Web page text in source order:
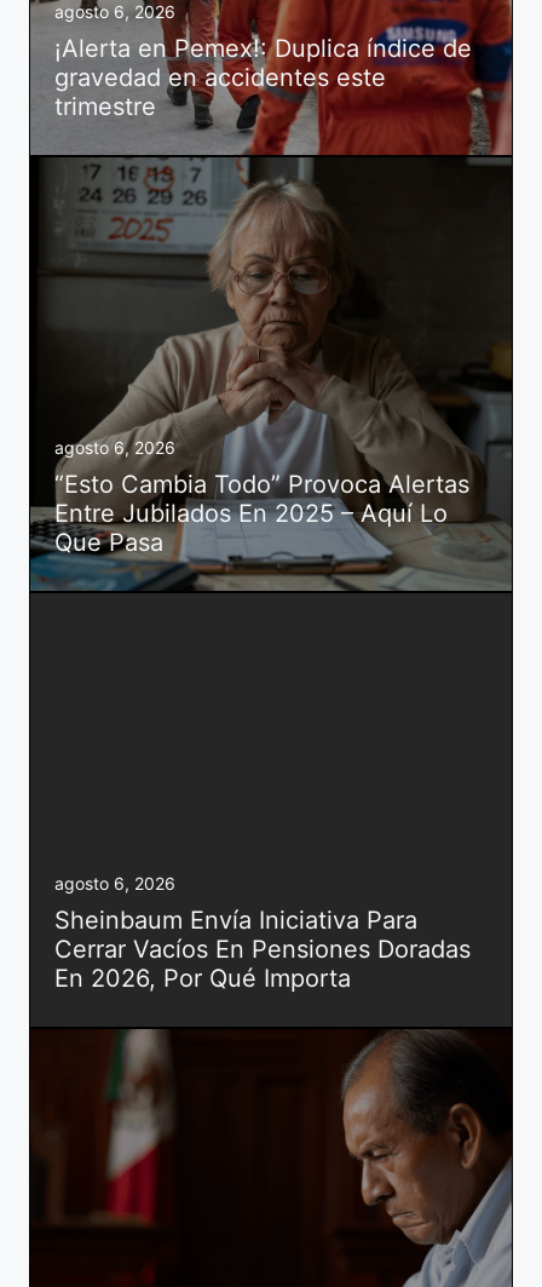
agosto 6, 2026
¡Alerta en Pemex!: Duplica índice de
gravedad en accidentes este
trimestre
agosto 6, 2026
“Esto Cambia Todo” Provoca Alertas
Entre Jubilados En 2025 – Aquí Lo
Que Pasa
agosto 6, 2026
Sheinbaum Envía Iniciativa Para
Cerrar Vacíos En Pensiones Doradas
En 2026, Por Qué Importa